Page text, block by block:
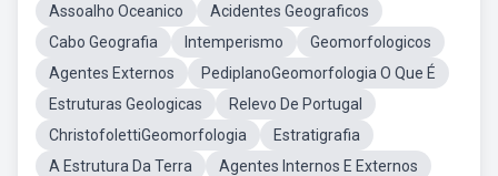
Assoalho Oceanico
Acidentes Geograficos
Cabo Geografia
Intemperismo
Geomorfologicos
Agentes Externos
PediplanoGeomorfologia O Que É
Estruturas Geologicas
Relevo De Portugal
ChristofolettiGeomorfologia
Estratigrafia
A Estrutura Da Terra
Agentes Internos E Externos